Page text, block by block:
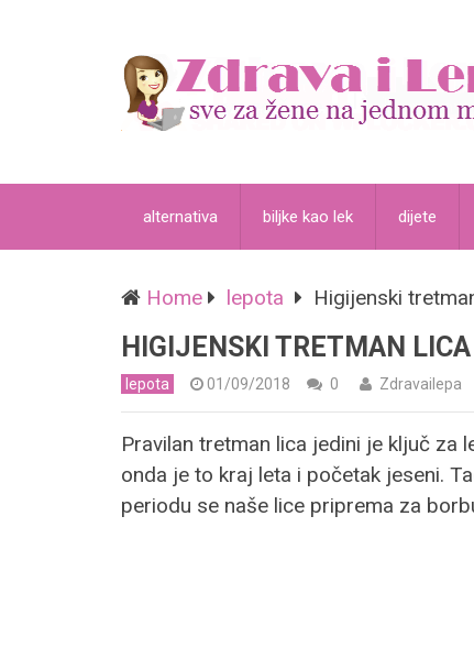
alternativa biljke kao lek dijete
Home lepota Higijenski
HIGIJENSKI TRETMAN LICA
lepota 01/09/2018 0 Zdravailepa
Pravilan tretman lica jedini je ključ za
onda je to kraj leta i početak jeseni.
periodu se naše lice priprema za